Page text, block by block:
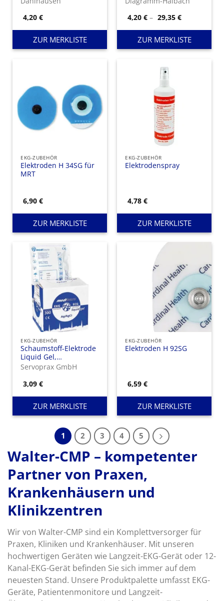
4,20€
ZUR MERKLISTE
4,20€ – 29,35€
bis
29,35 €
ZUR MERKLISTE
EKG-ZUBEHÖR
Elektroden H 34SG für
MRT
6,90€
ZUR MERKLISTE
EKG-ZUBEHÖR
Elektrodenspray
4,78€
ZUR MERKLISTE
EKG-ZUBEHÖR
Schaumstoff-Elektrode
Liquid Gel,
Durchmesser 55 mm
Servoprax GmbH
3,09€
ZUR MERKLISTE
EKG-ZUBEHÖR
Elektroden H 92SG
6,59€
ZUR MERKLISTE
1 2 3 4 5
Walter-CMP – kompetenter
Partner von Praxen,
Krankenhäusern und
Klinikzentren
Wir von Walter-CMP sind ein Komplettversorger für
Praxen, Kliniken und Krankenhäuser. Mit unseren
hochwertigen Geräten wie Langzeit-EKG-Gerät oder 12-
Kanal-EKG-Gerät befinden Sie sich immer auf dem
neuesten Stand. Unsere Produktpalette umfasst EKG-
Geräte, Patientenmonitore und Langzeit-